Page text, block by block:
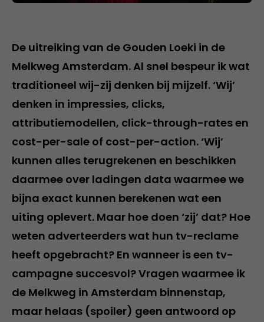
De uitreiking van de Gouden Loeki in de
Melkweg Amsterdam. Al snel bespeur ik wat
traditioneel wij-zij denken bij mijzelf. ‘Wij’
denken in impressies, clicks,
attributiemodellen, click-through-rates en
cost-per-sale of cost-per-action. ‘Wij’
kunnen alles terugrekenen en beschikken
daarmee over ladingen data waarmee we
bijna exact kunnen berekenen wat een
uiting oplevert. Maar hoe doen ‘zij’ dat? Hoe
weten adverteerders wat hun tv-reclame
heeft opgebracht? En wanneer is een tv-
campagne succesvol? Vragen waarmee ik
de Melkweg in Amsterdam binnenstap,
maar helaas (spoiler) geen antwoord op